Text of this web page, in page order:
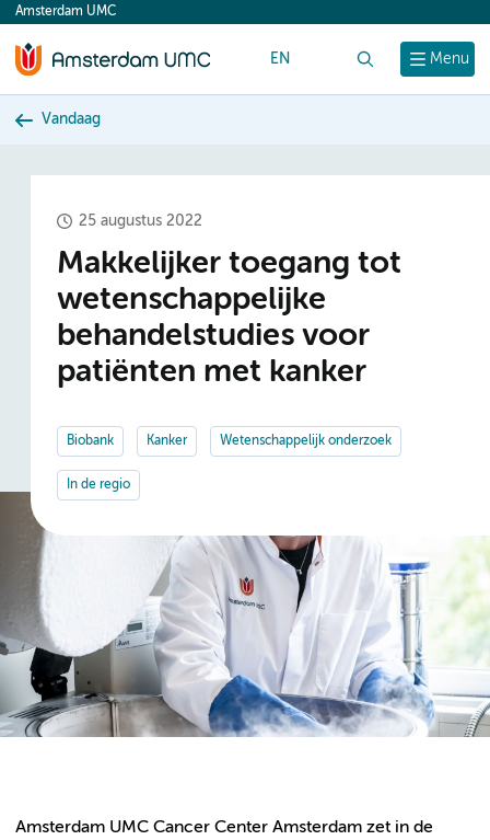
content
Menu
Amsterdam UMC
EN
Vandaag
25 augustus 2022
Makkelijker toegang tot
wetenschappelijke
behandelstudies voor
patiënten met kanker
Biobank Kanker Wetenschappelijk onderzoek
In de regio
Amsterdam UMC Cancer Center Amsterdam zet in de